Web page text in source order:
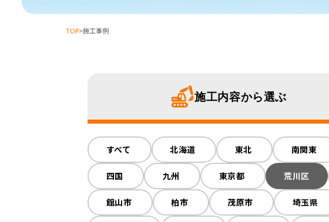
TOP>施工事例
施工内容から選ぶ
すべて 木造解体 鉄骨解体
火災現場
すべて 北海道 東北 南関東
四国 九州 東京都 荒川区
館山市 柏市 茂原市 埼玉県